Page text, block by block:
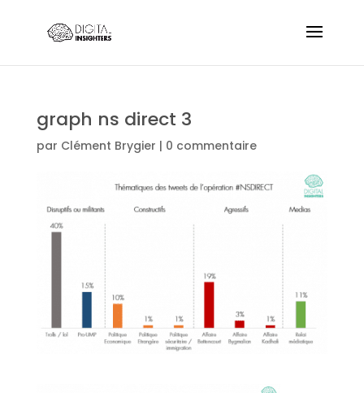
graph ns direct 3
par Clément Brygier | 0 commentaire